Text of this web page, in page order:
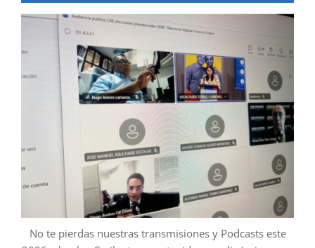
No te pierdas nuestras transmisiones y Podcasts este